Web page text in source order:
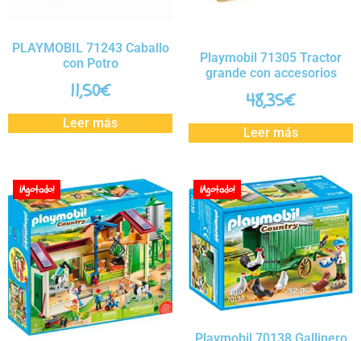
PLAYMOBIL 71243 Caballo
con Potro
11,50€
Leer más
Playmobil 71305 Tractor
grande con accesorios
48,35€
Leer más
¡Agotado! ¡Agotado!
Playmobil 70138 Gallinero